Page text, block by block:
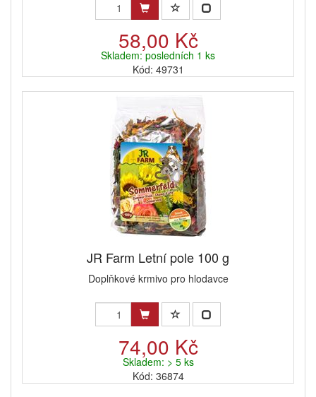
58,00 Kč
Skladem: posledních 1 ks
Kód: 49731
JR Farm Letní pole 100 g
Doplňkové krmivo pro hlodavce
74,00 Kč
Skladem: > 5 ks
Kód: 36874